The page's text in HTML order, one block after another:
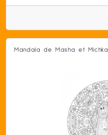
Mandala de Masha et Michka